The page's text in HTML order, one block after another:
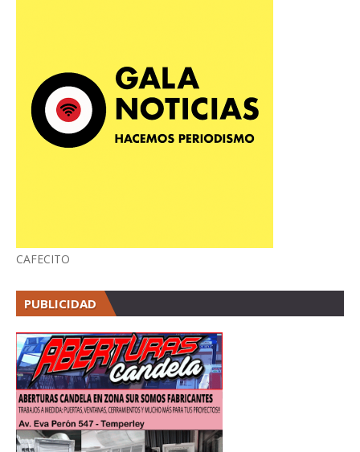
CAFECITO
PUBLICIDAD